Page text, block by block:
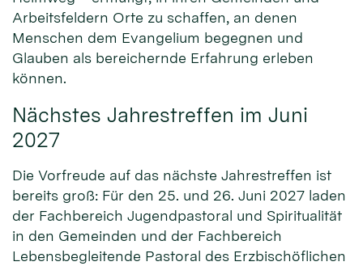
Arbeitsfeldern Orte zu schaffen, an denen
Menschen dem Evangelium begegnen und
Glauben als bereichernde Erfahrung erleben
können.
Nächstes Jahrestreffen im Juni
2027
Die Vorfreude auf das nächste Jahrestreffen ist
bereits groß: Für den 25. und 26. Juni 2027 laden
der Fachbereich Jugendpastoral und Spiritualität
in den Gemeinden und der Fachbereich
Lebensbegleitende Pastoral des Erzbischöflichen